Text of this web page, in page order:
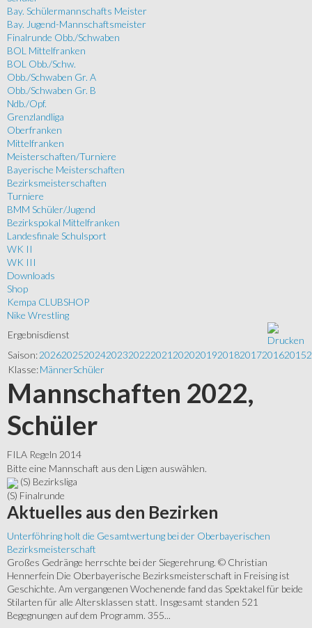
Bay. Schülermannschafts Meister
Bay. Jugend-Mannschaftsmeister
Finalrunde Obb./Schwaben
BOL Mittelfranken
BOL Obb./Schw.
Obb./Schwaben Gr. A
Obb./Schwaben Gr. B
Ndb./Opf.
Grenzlandliga
Oberfranken
Mittelfranken
Meisterschaften/Turniere
Bayerische Meisterschaften
Bezirksmeisterschaften
Turniere
BMM Schüler/Jugend
Bezirkspokal Mittelfranken
Landesfinale Schulsport
WK II
WK III
Downloads
Shop
Kempa CLUBSHOP
Nike Wrestling
Ergebnisdienst
Saison:202620252024202320222021 202020192018201720162015
Klasse:MännerSchüler
Mannschaften 2022,
Schüler
FILA Regeln 2014
Bitte eine Mannschaft aus den Ligen auswählen.
(S) Bezirksliga
(S) Finalrunde
Aktuelles aus den Bezirken
Unterföhring holt die Gesamtwertung bei der Oberbayerischen
Bezirksmeisterschaft
Großes Gedränge herrschte bei der Siegerehrung. © Christian
Hennerfein Die Oberbayerische Bezirksmeisterschaft in Freising ist
Geschichte. Am vergangenen Wochenende fand das Spektakel für beide
Stilarten für alle Altersklassen statt. Insgesamt standen 521
Begegnungen auf dem Programm. 355...